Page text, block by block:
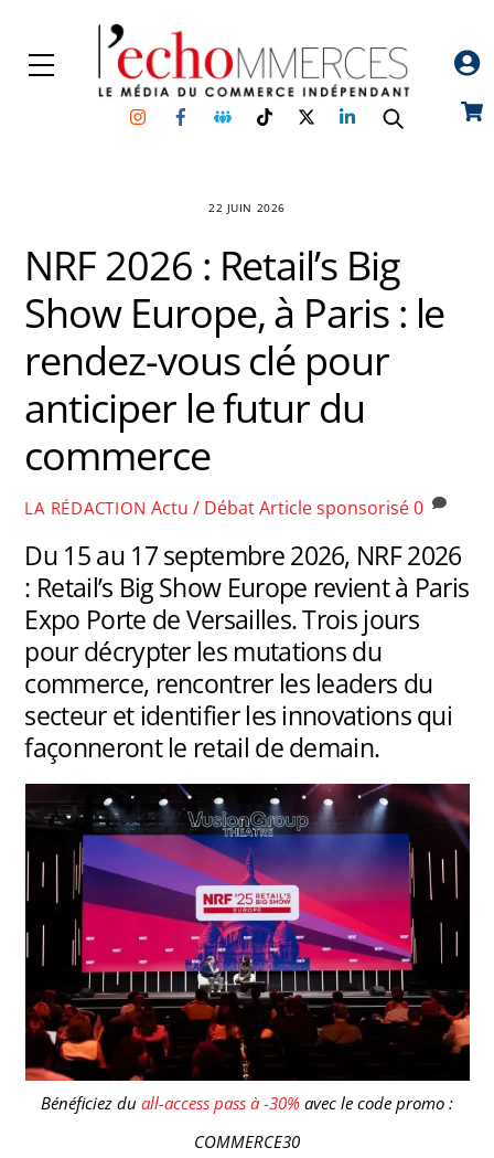
content
Menu
InstagramFacebookGroupe
Facebook
TikTokTwitterLinkedin
22 JUIN 2026
NRF 2026 : Retail’s Big
Show Europe, à Paris : le
rendez-vous clé pour
anticiper le futur du
commerce
LA RÉDACTION Actu / DébatArticle sponsorisé0
Du 15 au 17 septembre 2026, NRF 2026
: Retail’s Big Show Europe revient à Paris
Expo Porte de Versailles. Trois jours
pour décrypter les mutations du
commerce, rencontrer les leaders du
secteur et identifier les innovations qui
façonneront le retail de demain.
Bénéficiez du all-access pass à -30% avec le code promo :
COMMERCE30